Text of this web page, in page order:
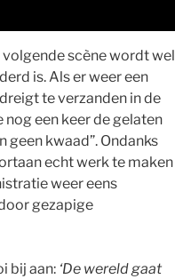
scène wordt wel
is. Als er weer een
te verzanden in de
een keer de gelaten
geen kwaad”. Ondanks
echt werk te maken
weer eens
gezapige
bij aan: ‘De wereld gaat